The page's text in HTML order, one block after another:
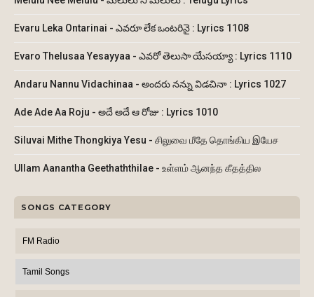
Evaru Leka Ontarinai - ఎవరూ లేక ఒంటరినై : Lyrics 1108
Evaro Thelusaa Yesayyaa - ఎవరో తెలుసా యేసయ్యా : Lyrics 1110
Andaru Nannu Vidachinaa - అందరు నన్ను విడచినా : Lyrics 1027
Ade Ade Aa Roju - అదే అదే ఆ రోజు : Lyrics 1010
Siluvai Mithe Thongkiya Yesu - சிலுவை மீதே தொங்கிய இயேச
Ullam Aanantha Geethaththilae - உள்ளம் ஆனந்த கீதத்தில
SONGS CATEGORY
FM Radio
Tamil Songs